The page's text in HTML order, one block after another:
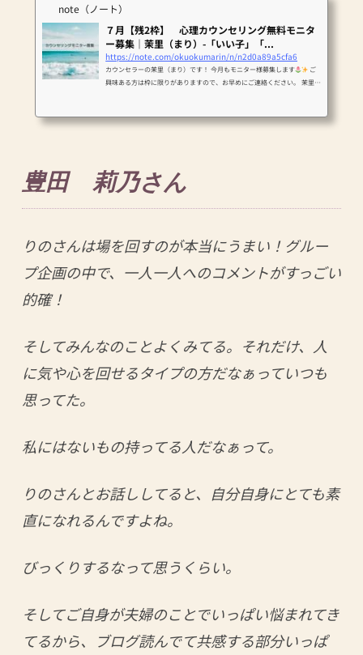
note（ノート）
７月【残2枠】 心理カウンセリング無料モニタ
ー募集｜茉里（まり）-「いい子」「...
https://note.com/okuokumarin/n/n2d0a89a5cfa6
カウンセラーの茉里（まり）です！ 今月もモニター様募集します
ご
興味ある方は枠に限りがありますので、お早めにご連絡ください。 茉里の
ただければと思います。 その後、日常の生活の中で、感じたことを次のセ
豊田 莉乃さん
りのさんは場を回すのが本当にうまい！グルー
プ企画の中で、一人一人へのコメントがすっごい
的確！
そしてみんなのことよくみてる。それだけ、人
に気や心を回せるタイプの方だなぁっていつも
思ってた。
私にはないもの持ってる人だなぁって。
りのさんとお話ししてると、自分自身にとても素
直になれるんですよね。
びっくりするなって思うくらい。
そしてご自身が夫婦のことでいっぱい悩まれてき
てるから、ブログ読んでて共感する部分いっぱ